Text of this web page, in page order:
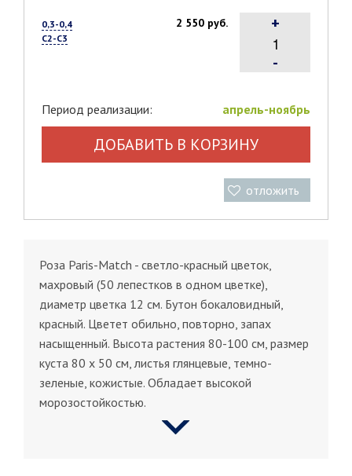
0,3-0,4
С2-С3
2 550 руб.
-
+
Период реализации: апрель-ноябрь
ДОБАВИТЬ В КОРЗИНУ
отложить
Роза Paris-Match - светло-красный цветок,
махровый (50 лепестков в одном цветке),
диаметр цветка 12 см. Бутон бокаловидный,
красный. Цветет обильно, повторно, запах
насыщенный. Высота растения 80-100 см, размер
куста 80 х 50 см, листья глянцевые, темно-
зеленые, кожистые. Обладает высокой
морозостойкостью.